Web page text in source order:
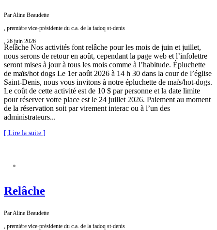
Par Aline Beaudette
, première vice-présidente du c.a. de la fadoq st-denis
, 26 juin 2026
Relâche Nos activités font relâche pour les mois de juin et juillet,
nous serons de retour en août, cependant la page web et l’infolettre
seront mises à jour à tous les mois comme à l’habitude. Épluchette
de maïs/hot dogs Le 1er août 2026 à 14 h 30 dans la cour de l’église
Saint-Denis, nous vous invitons à notre épluchette de maïs/hot-dogs.
Le coût de cette activité est de 10 $ par personne et la date limite
pour réserver votre place est le 24 juillet 2026. Paiement au moment
de la réservation soit par virement interac ou à l’un des
administrateurs...
[ Lire la suite ]
Relâche
Par Aline Beaudette
, première vice-présidente du c.a. de la fadoq st-denis